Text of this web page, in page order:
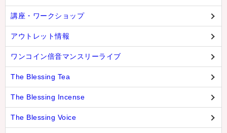
講座・ワークショップ
アウトレット情報
ワンコイン倍音マンスリーライブ
The Blessing Tea
The Blessing Incense
The Blessing Voice